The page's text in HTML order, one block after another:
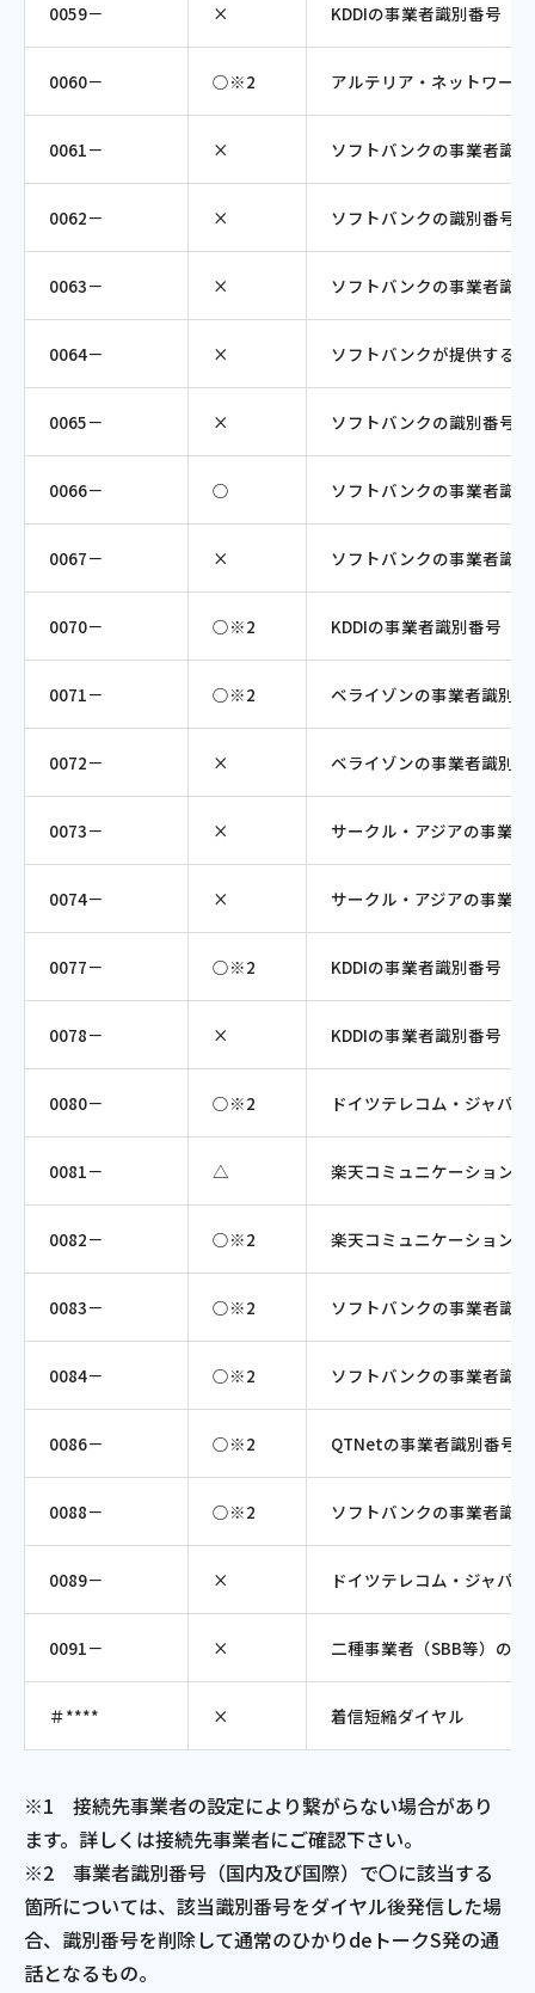
0059－ × KDDIの事業者識別番号（
0060－ ○※2 アルテリア・ネットワー
0061－ × ソフトバンクの事業者識
0062－ × ソフトバンクの識別番号
0063－ × ソフトバンクの事業者識
0064－ × ソフトバンクが提供する
0065－ × ソフトバンクの識別番号
0066－ ○ ソフトバンクの事業者識
0067－ × ソフトバンクの事業者識
0070－ ○※2 KDDIの事業者識別番号（
0071－ ○※2 ベライゾンの事業者識別
0072－ × ベライゾンの事業者識別
0073－ × サークル・アジアの事業
0074－ × サークル・アジアの事業
0077－ ○※2 KDDIの事業者識別番号（
0078－ × KDDIの事業者識別番号（
0080－ ○※2 ドイツテレコム・ジャパ
0081－ △ 楽天コミュニケーション
0082－ ○※2 楽天コミュニケーション
0083－ ○※2 ソフトバンクの事業者識
0084－ ○※2 ソフトバンクの事業者識
0086－ ○※2 QTNetの事業者識別番号
0088－ ○※2 ソフトバンクの事業者識
0089－ × ドイツテレコム・ジャパ
0091－ × 二種事業者（SBB等）の
＃**** × 着信短縮ダイヤル
※1 接続先事業者の設定により繋がらない場合があり
ます。詳しくは接続先事業者にご確認下さい。
※2 事業者識別番号（国内及び国際）で〇に該当する
箇所については、該当識別番号をダイヤル後発信した場
合、識別番号を削除して通常のひかりdeトークS発の通
話となるもの。